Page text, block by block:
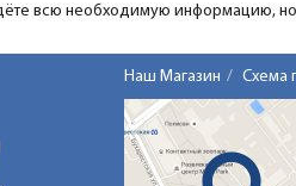
всю необходимую информацию, но
Наш Магазин Схема